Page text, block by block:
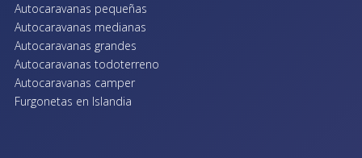
Autocaravanas pequeñas
Autocaravanas medianas
Autocaravanas grandes
Autocaravanas todoterreno
Autocaravanas camper
Furgonetas en Islandia